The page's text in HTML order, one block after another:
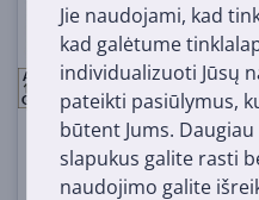
Jie naudojami, kad
kad galėtume
individualizuoti Jūsų
pateikti pasiūlymus,
būtent Jums.
slapukus galite rasti
naudojimo galite
A
G